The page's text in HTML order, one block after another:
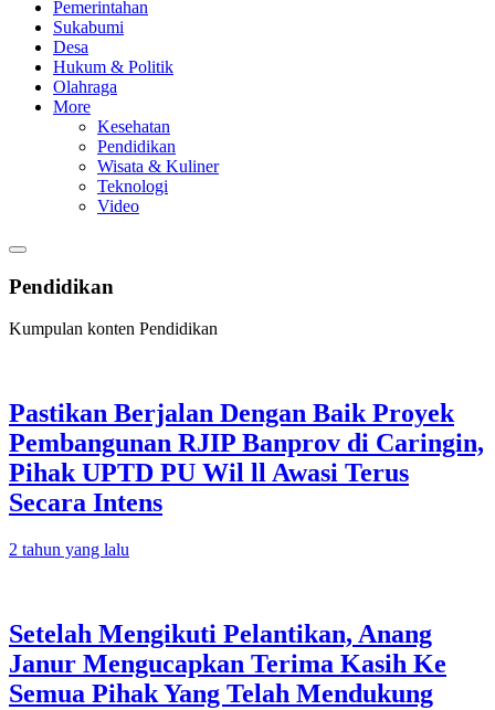
Pemerintahan
Sukabumi
Desa
Hukum & Politik
Olahraga
More
Kesehatan
Pendidikan
Wisata & Kuliner
Teknologi
Video
Pendidikan
Kumpulan konten Pendidikan
Pastikan Berjalan Dengan Baik Proyek
Pembangunan RJIP Banprov di Caringin,
Pihak UPTD PU Wil ll Awasi Terus
Secara Intens
2 tahun yang lalu
Setelah Mengikuti Pelantikan, Anang
Janur Mengucapkan Terima Kasih Ke
Semua Pihak Yang Telah Mendukung